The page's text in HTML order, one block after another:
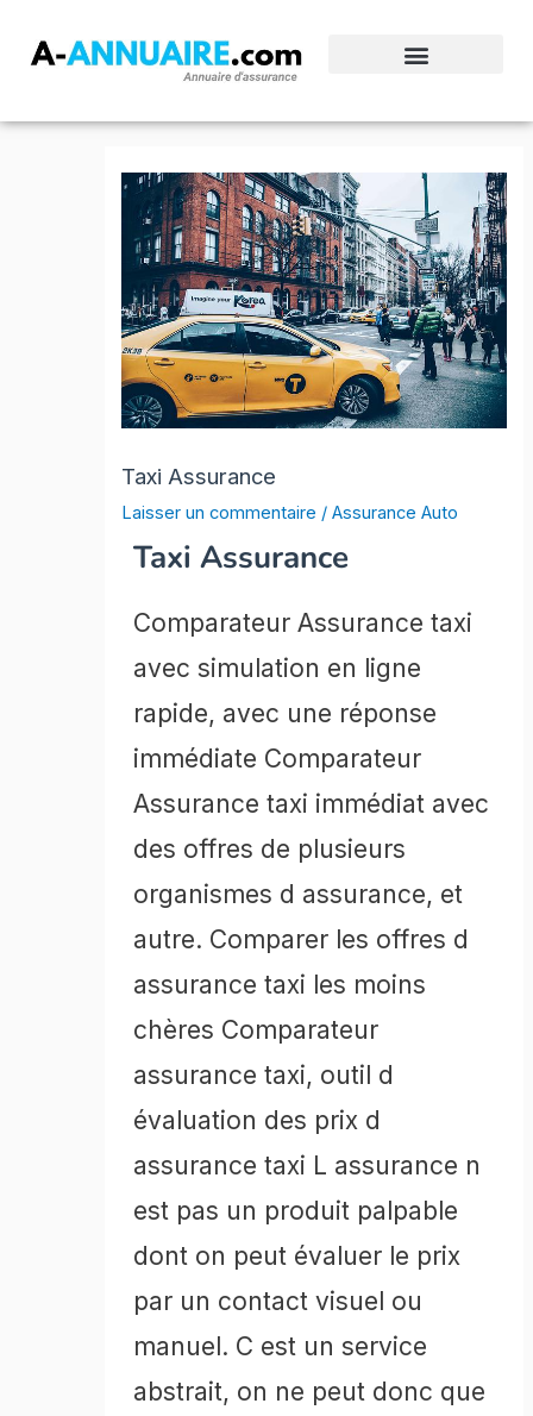
Taxi Assurance
Laisser un commentaire /Assurance Auto
Taxi Assurance
Comparateur Assurance taxi
avec simulation en ligne
rapide, avec une réponse
immédiate Comparateur
Assurance taxi immédiat avec
des offres de plusieurs
organismes d assurance, et
autre. Comparer les offres d
assurance taxi les moins
chères Comparateur
assurance taxi, outil d
évaluation des prix d
assurance taxi L assurance n
est pas un produit palpable
dont on peut évaluer le prix
par un contact visuel ou
manuel. C est un service
abstrait, on ne peut donc que